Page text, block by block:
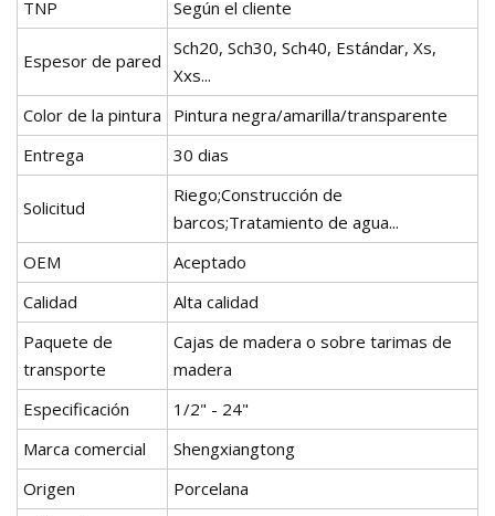
TNP
Según el cliente
Espesor de pared
Sch20, Sch30, Sch40, Estándar, Xs,
Xxs...
Color de la pintura
Pintura negra/amarilla/transparente
Entrega
30 dias
Solicitud
Riego;Construcción de
barcos;Tratamiento de agua...
OEM
Aceptado
Calidad
Alta calidad
Paquete de
transporte
Cajas de madera o sobre tarimas de
madera
Especificación
1/2" - 24"
Marca comercial
Shengxiangtong
Origen
Porcelana